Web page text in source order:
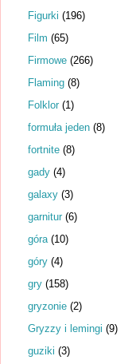
Figurki (196)
Film (65)
Firmowe (266)
Flaming (8)
Folklor (1)
formuła jeden (8)
fortnite (8)
gady (4)
galaxy (3)
garnitur (6)
góra (10)
góry (4)
gry (158)
gryzonie (2)
Gryzzy i lemingi (9)
guziki (3)